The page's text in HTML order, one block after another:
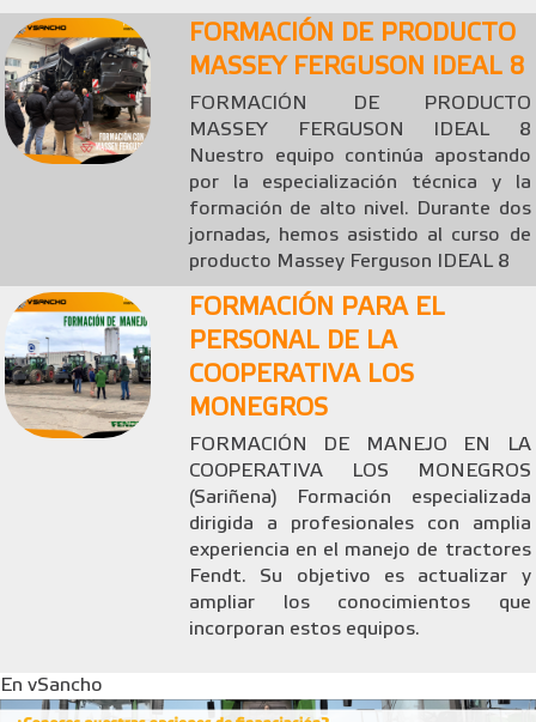
FORMACIÓN DE PRODUCTO
MASSEY FERGUSON IDEAL 8
FORMACIÓN DE PRODUCTO
MASSEY FERGUSON IDEAL 8
Nuestro equipo continúa apostando
por la especialización técnica y la
formación de alto nivel. Durante dos
jornadas, hemos asistido al curso de
producto Massey Ferguson IDEAL 8
FORMACIÓN PARA EL
PERSONAL DE LA
COOPERATIVA LOS
MONEGROS
FORMACIÓN DE MANEJO EN LA
COOPERATIVA LOS MONEGROS
(Sariñena) Formación especializada
dirigida a profesionales con amplia
experiencia en el manejo de tractores
Fendt. Su objetivo es actualizar y
ampliar los conocimientos que
incorporan estos equipos.
En vSancho